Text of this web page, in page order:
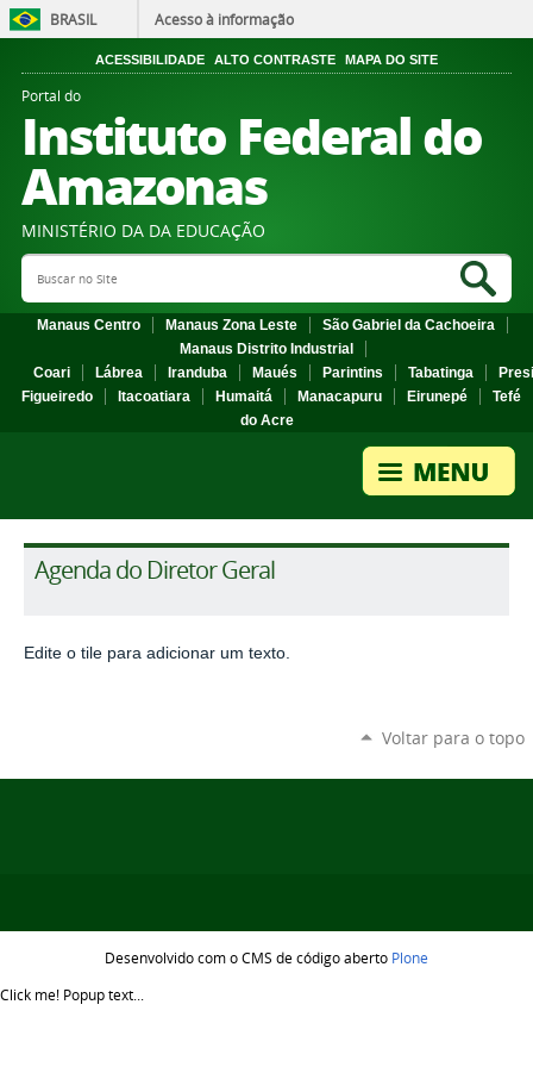
BRASIL Acesso à informação
ACESSIBILIDADE ALTO CONTRASTE MAPA DO SITE
Portal do
Instituto Federal do
Amazonas
MINISTÉRIO DA DA EDUCAÇÃO
Search Site
Manaus Centro Manaus Zona Leste
São Gabriel da Cachoeira
Manaus Distrito Industrial
Coari
Lábrea Iranduba Maués Parintins Tabatinga
Figueiredo
Itacoatiara Humaitá Manacapuru Eirunepé
Tefé
do Acre
Agenda do Diretor Geral
Edite o tile para adicionar um texto.
Voltar para o topo
Desenvolvido com o CMS de código aberto Plone
Click me! Popup text...